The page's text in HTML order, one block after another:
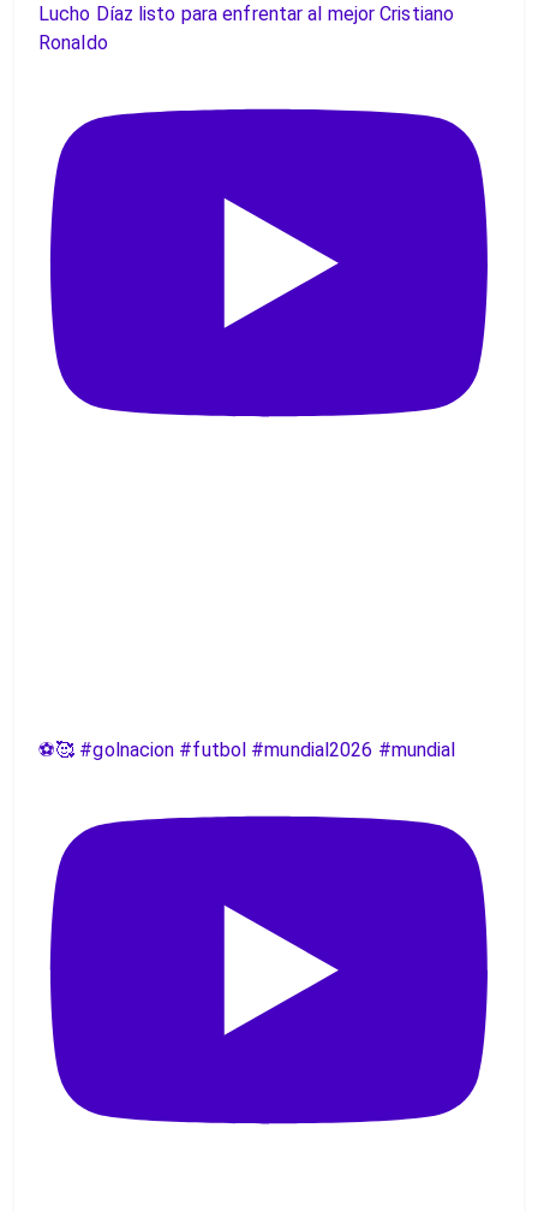
Lucho Díaz listo para enfrentar al mejor Cristiano
Ronaldo
⚽️🥰 #golnacion #futbol #mundial2026 #mundial